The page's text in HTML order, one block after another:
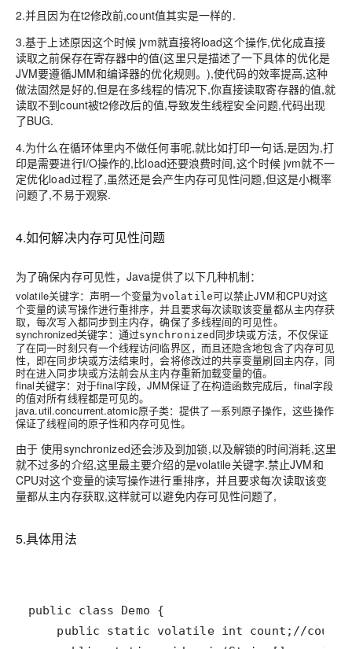
2.并且因为在t2修改前,count值其实是一样的.
3.基于上述原因这个时候 jvm就直接将load这个操作,优化成直接
读取之前保存在寄存器中的值(这里只是描述了一下具体的优化是
JVM要遵循JMM和编译器的优化规则。 ),使代码的效率提高,这种
做法固然是好的,但是在多线程的情况下,你直接读取寄存器的值,就
读取不到count被t2修改后的值,导致发生线程安全问题,代码出现
了BUG.
4.为什么在循环体里内不做任何事呢,就比如打印一句话,是因为,打
印是需要进行I/O操作的,比load还要浪费时间,这个时候 jvm就不一
定优化load过程了,虽然还是会产生内存可见性问题,但这是小概率
问题了,不易于观察.
4.如何解决内存可见性问题
为了确保内存可见性，Java提供了以下几种机制：
volatile关键字：声明一个变量为volatile可以禁止JVM和CPU对这
个变量的读写操作进行重排序，并且要求每次读取该变量都从主内存获
取，每次写入都同步到主内存，确保了多线程间的可见性。
synchronized关键字 ：通过synchronized 同步块或方法，不仅保证
了在同一时刻只有一个线程访问临界区，而且还隐含地包含了内存可见
性，即在同步块或方法结束时，会将修改过的共享变量刷回主内存，同
时在进入同步块或方法前会从主内存重新加载变量的值。
final关键字：对于final字段，JMM保证了在构造函数完成后，final字段
的值对所有线程都是可见的。
java.util.concurrent.atomic原子类：提供了一系列原子操作，这些操作
保证了线程间的原子性和内存可见性。
由于 使用synchronized还会涉及到加锁,以及解锁的时间消耗,这里
就不过多的介绍,这里最主要介绍的是volatile关键字.禁止JVM和
CPU对这个变量的读写操作进行重排序，并且要求每次读取该变
量都从主内存获取,这样就可以避免内存可见性问题了,
5.具体用法